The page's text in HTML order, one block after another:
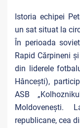
Istoria echipei
un sat situat la
În perioada
Rapid Cărpineni
din liderele
Hâncești),
ASB
Moldovenești.
republicane, cea